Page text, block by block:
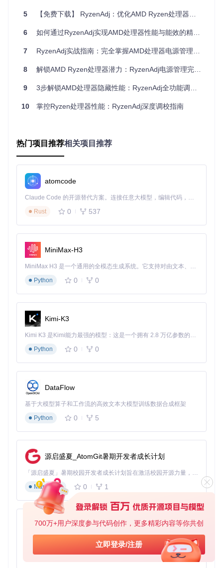
700万+用户深度参与代码创作，更多精彩内容等你共创
立即登录/注册
sudo
cp
配置。在win32/目录下提供了所有必要的可执行文件和库文
sudo
省电模式配置方法
sudo
针对不同用户的场景化配置方案
如果你主要用笔记本电脑玩游戏，推荐以下设置：
sudo
参数说明：
温度限制95°C：为散热系统预留充足空间
移动办公续航优化方案
这个设置将显著延长电池使用时间，同时保持系统响应速度。
创意工作者性能调校
视频编辑、3D建模等专业应用需要持续的高性能输出：
RyzenAdj高级应用：自动化管理方案
Linux系统自动调整脚本
项目提供了examples/readjust.py示例脚本，可实现基于系统
负载的实时监控和自动调整。你可以根据自己的需求修改脚本
中的参数阈值，实现智能化的电源管理。
Windows用户可以通过win32/readjustService.ps1
脚本配置自
5 【免费下载】 RyzenAdj：优化AMD Ryzen处理器的新利器
6 如何通过RyzenAdj实现AMD处理器性能与能效的精准调控
7 RyzenAdj实战指南：完全掌握AMD处理器电源管理调校技术
8 解锁AMD Ryzen处理器潜力：RyzenAdj电源管理完全指南
9 3步解锁AMD处理器隐藏性能：RyzenAdj全功能调校指南
10 掌控Ryzen处理器性能：RyzenAdj深度调校指南
热门项目推荐相关项目推荐
atomcode
Claude Code 的开源替代方案。连接任意大模型，编辑代码，运行命令，自动验证 — 全自动执行。用 Rust 构建，极致性能。 ｜ An open-source alternative to Claude Code. Connect any LLM, edit code, run commands, and verify changes — autonomously. Built in Rust for speed. Get Started
Rust
0 537
MiniMax-H3
MiniMax H3 是一个通用的全模态生成系统。它支持对由文本、图像、视频和音频组成的多模态上下文进行统一理解，并能生成分辨率高达 2K、时长可达 15 秒的带原生立体声音频的视频。得益于面向任务泛化的系统设计，H3 在预训练阶段就已具备广泛的多模态上下文理解与生成能力，能够出色地执行复杂的多模态指令。
Python
0 0
Kimi-K3
Kimi K3 是Kimi能力最强的模型：这是一个拥有 2.8 万亿参数的混合专家（MoE）模型，具备原生视觉理解能力，并支持 100 万 token 的上下文窗口。
Python
0 0
DataFlow
基于大模型算子和工作流的高效文本大模型训练数据合成框架
Python
0 5
源启盛夏_AtomGit暑期开发者成长计划
「源启盛夏」暑期校园开发者成长计划旨在激活校园开源力量，通过积分激励、认证扶持、资源倾斜等形式，引导高校组织和开发者完成「入驻 — 建项目 — 做贡献 — 获认证 — 得资源」的完整闭环。无论你是想带领社团入驻平台的组织者，还是希望用代码贡献证明自己的开发者，都能在这里找到属于你的成长路径。
Markdown
0 1
py-xiaozhi
基于Python的Xiaozhi AI，适用于想要完整Xiaozhi体验而无需拥有专用硬件的用户。
Python
0 1